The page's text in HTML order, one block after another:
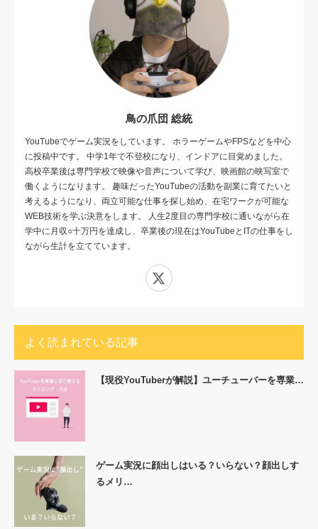
鳥の爪団 総統
YouTubeでゲーム実況をしています。 ホラーゲームやFPSなどを中心
に投稿中です。 中学1年で不登校になり、インドアに目覚めました。
高校卒業後は専門学校で映像や音声について学び、映画館の映写室で
働くようになります。 趣味だったYouTubeの活動を副業に育てたいと
考えるようになり、両立可能な仕事を探し始め、在宅ワークが可能な
WEB技術を学ぶ決意をします。 人生2度目の専門学校に通いながら在
学中に月収○十万円を達成し、卒業後の現在はYouTubeとITの仕事をし
ながら生計を立てています。
よく読まれている記事
【現役YouTuberが解説】ユーチューバーを専業…
ゲーム実況に顔出しはいる？いらない？顔出しす
るメリ…